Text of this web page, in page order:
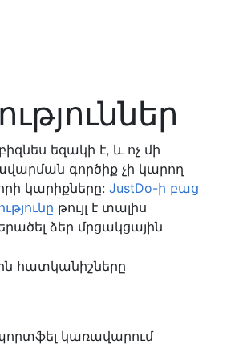
եզակի է, և ոչ մի
գործիք չի կարող
կարիքները: JustDo-ի բաց
թույլ է տալիս
ձեր մրցակցային
հատկանիշները
կառավարում